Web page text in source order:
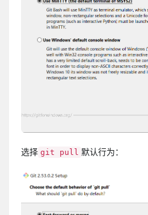
选择 git pull 默认行为：